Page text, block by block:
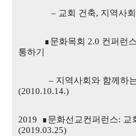
– 교회 건축, 지역사
∎문화목회 2.0 컨퍼런스
통하기
– 지역사회와 함께하
(2010.10.14.)
2019
∎문화선교컨퍼런스: 교
(2019.03.25)